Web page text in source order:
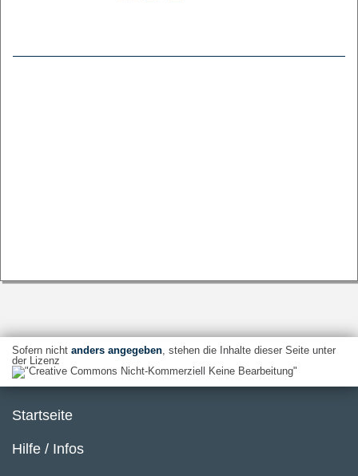
Sofern nicht anders angegeben, stehen die Inhalte dieser Seite unter
der Lizenz
Startseite
Hilfe / Infos